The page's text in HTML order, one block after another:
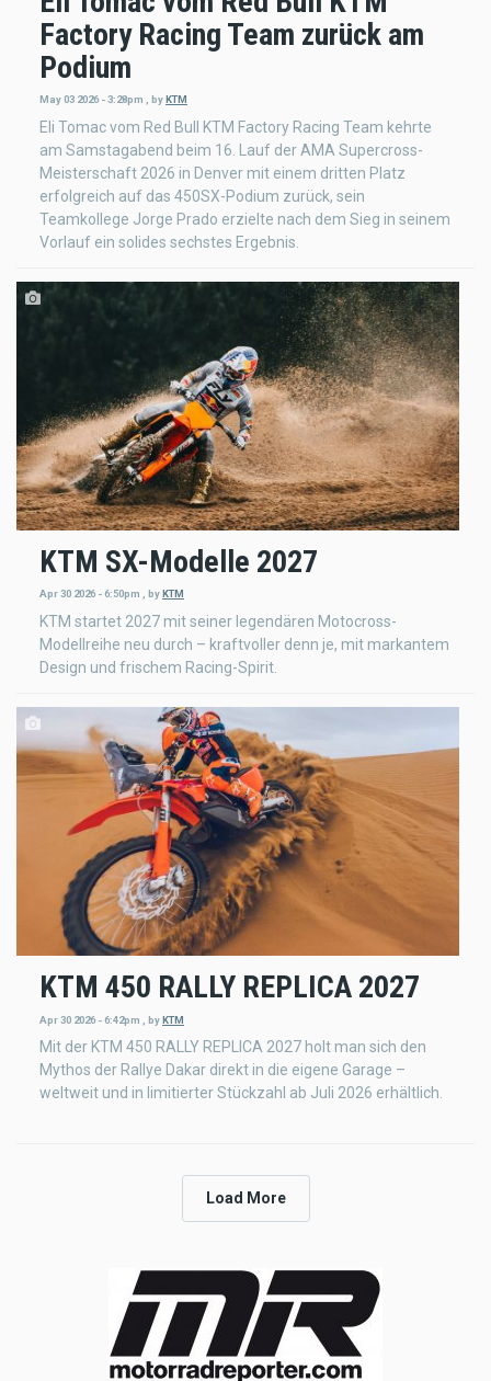
Factory Racing Team zurück am
Podium
May 03 2026 - 3:28pm , byKTM
Eli Tomac vom Red Bull KTM Factory Racing Team kehrte
am Samstagabend beim 16. Lauf der AMA Supercross-
Meisterschaft 2026 in Denver mit einem dritten Platz
erfolgreich auf das 450SX-Podium zurück, sein
Teamkollege Jorge Prado erzielte nach dem Sieg in seinem
Vorlauf ein solides sechstes Ergebnis.
KTM SX-Modelle 2027
Apr 30 2026 - 6:50pm , by KTM
KTM startet 2027 mit seiner legendären Motocross-
Modellreihe neu durch – kraftvoller denn je, mit markantem
Design und frischem Racing-Spirit.
KTM 450 RALLY REPLICA 2027
Apr 30 2026 - 6:42pm byKTM
Mit der KTM 450 RALLY REPLICA 2027 holt man sich den
Mythos der Rallye Dakar direkt in die eigene Garage –
weltweit und in limitierter Stückzahl ab Juli 2026 erhältlich.
Load More